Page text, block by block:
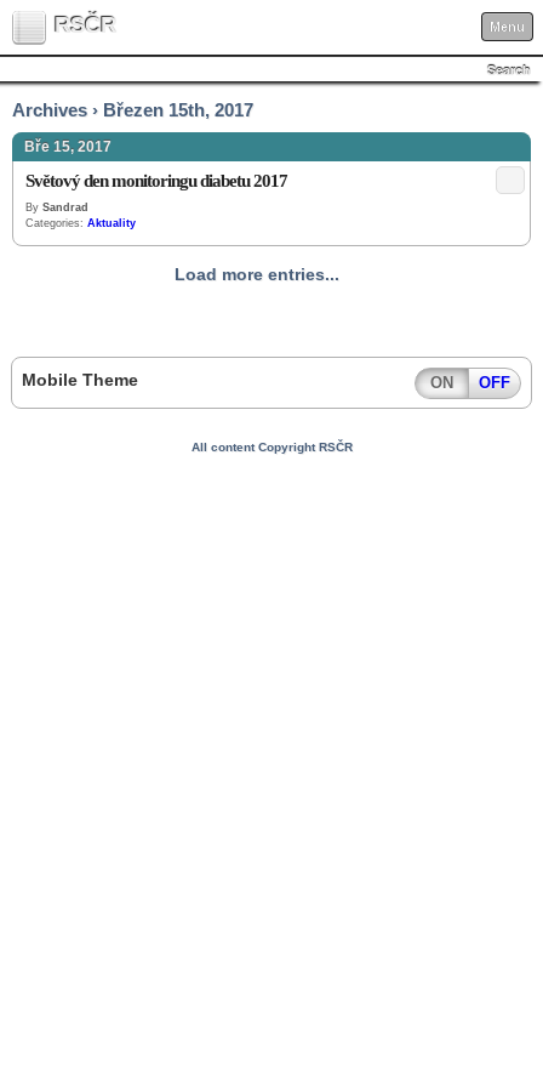
RSČR Menu
Search
Archives › Březen 15th, 2017
Bře 15, 2017
Světový den monitoringu diabetu 2017
By Sandrad
Categories: Aktuality
Load more entries...
Mobile Theme ON OFF
All content Copyright RSČR